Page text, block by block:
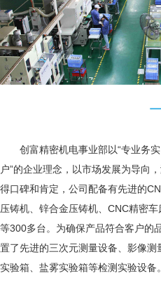
创富精密机电事业部以“专业务
户”的企业理念，以市场发展为导向
得口碑和肯定，公司配备有先进的
压铸机、锌合金压铸机、CNC精密
等300多台。为确保产品符合客户的
置了先进的三次元测量设备、影像
实验箱、盐雾实验箱等检测实验设备。